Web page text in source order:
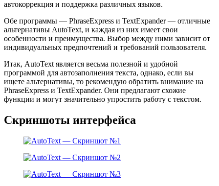
автокоррекция и поддержка различных языков.
Обе программы — PhraseExpress и TextExpander — отличные
альтернативы AutoText, и каждая из них имеет свои
особенности и преимущества. Выбор между ними зависит от
индивидуальных предпочтений и требований пользователя.
Итак, AutoText является весьма полезной и удобной
программой для автозаполнения текста, однако, если вы
ищете альтернативы, то рекомендую обратить внимание на
PhraseExpress и TextExpander. Они предлагают схожие
функции и могут значительно упростить работу с текстом.
Скриншоты интерфейса